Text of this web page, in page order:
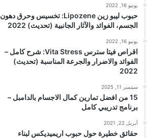
يونيو 16, 2022
حبوب ليبو زين Lipozene: تخسيس وحرق دهون
الجسم، الفوائد والآثار الجانبية (تحديث) 2022
يونيو 16, 2022
اقراص فيتا سترس Vita Stress: شرح كامل –
الفوائد والاضرار والجرعة المناسبة (تحديث)
2022
سبتمبر 11, 2025
15 من افضل تمارين كمال الاجسام بالدامبل –
برنامج تدريبي كامل
أبريل 22, 2021
حقائق خطيرة حول حبوب اريميديكس لبناء